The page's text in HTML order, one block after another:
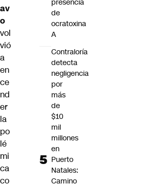
av
o
vol
vió
a
en
ce
nd
er
la
po
lé
mi
ca
co
presencia
de
ocratoxina
A
Contraloría
detecta
negligencia
por
más
de
$10
mil
millones
en
Puerto
Natales:
Camino